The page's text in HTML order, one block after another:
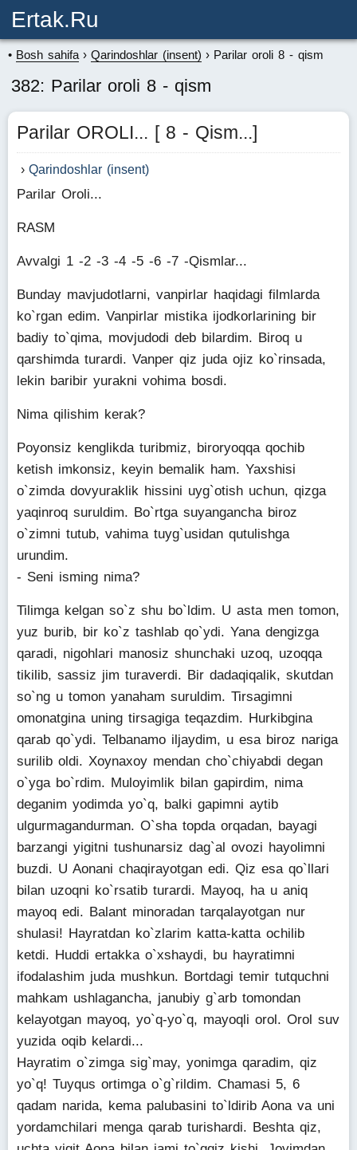
Ertak.ru
Bosh sahifa Qarindoshlar (insent) Parilar oroli 8 - qism
382: Parilar oroli 8 - qism
Parilar OROLI... [ 8 - Qism...]
Qarindoshlar (insent)
Parilar Oroli...
RASM
Avvalgi 1 -2 -3 -4 -5 -6 -7 -Qismlar...
Bunday mavjudotlarni, vanpirlar haqidagi filmlarda
ko`rgan edim. Vanpirlar mistika ijodkorlarining bir
badiy to`qima, movjudodi deb bilardim. Biroq u
qarshimda turardi. Vanper qiz juda ojiz ko`rinsada,
lekin baribir yurakni vohima bosdi.
Nima qilishim kerak?
Poyonsiz kenglikda turibmiz, biroryoqqa qochib
ketish imkonsiz, keyin bemalik ham. Yaxshisi
o`zimda dovyuraklik hissini uyg`otish uchun, qizga
yaqinroq suruldim. Bo`rtga suyangancha biroz
o`zimni tutub, vahima tuyg`usidan qutulishga
urundim.
- Seni isming nima?
Tilimga kelgan so`z shu bo`ldim. U asta men tomon,
yuz burib, bir ko`z tashlab qo`ydi. Yana dengizga
qaradi, nigohlari manosiz shunchaki uzoq, uzoqqa
tikilib, sassiz jim turaverdi. Bir dadaqiqalik, skutdan
so`ng u tomon yanaham suruldim. Tirsagimni
omonatgina uning tirsagiga teqazdim. Hurkibgina
qarab qo`ydi. Telbanamo iljaydim, u esa biroz nariga
surilib oldi. Xoynaxoy mendan cho`chiyabdi degan
o`yga bo`rdim. Muloyimlik bilan gapirdim, nima
deganim yodimda yo`q, balki gapimni aytib
ulgurmagandurman. O`sha topda orqadan, bayagi
barzangi yigitni tushunarsiz dag`al ovozi hayolimni
buzdi. U Aonani chaqirayotgan edi. Qiz esa qo`llari
bilan uzoqni ko`rsatib turardi. Mayoq, ha u aniq
mayoq edi. Balant minoradan tarqalayotgan nur
shulasi! Hayratdan ko`zlarim katta-katta ochilib
ketdi. Huddi ertakka o`xshaydi, bu hayratimni
ifodalashim juda mushkun. Bortdagi temir tutquchni
mahkam ushlagancha, janubiy g`arb tomondan
kelayotgan mayoq, yo`q-yo`q, mayoqli orol. Orol suv
yuzida oqib kelardi...
Hayratim o`zimga sig`may, yonimga qaradim, qiz
yo`q! Tuyqus ortimga o`g`rildim. Chamasi 5, 6
qadam narida, kema palubasini to`ldirib Aona va uni
yordamchilari menga qarab turishardi. Beshta qiz,